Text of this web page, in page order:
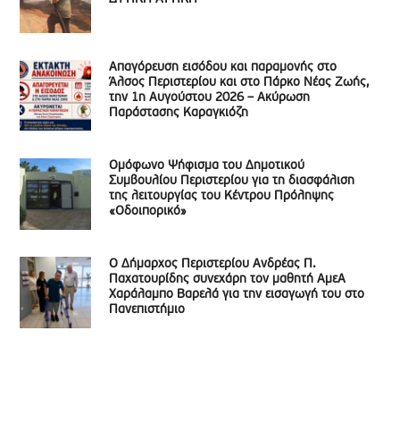
Απαγόρευση εισόδου και παραμονής στο
Άλσος Περιστερίου και στο Πάρκο Νέας Ζωής,
την 1η Αυγούστου 2026 – Ακύρωση
Παράστασης Καραγκιόζη
Ομόφωνο Ψήφισμα του Δημοτικού
Συμβουλίου Περιστερίου για τη διασφάλιση
της λειτουργίας του Κέντρου Πρόληψης
«Οδοιπορικό»
Ο Δήμαρχος Περιστερίου Ανδρέας Π.
Παχατουρίδης συνεχάρη τον μαθητή ΑμεΑ
Χαράλαμπο Βαρελά για την εισαγωγή του στο
Πανεπιστήμιο